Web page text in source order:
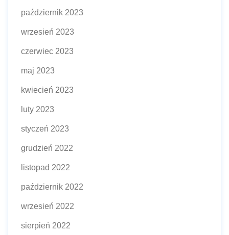
październik 2023
wrzesień 2023
czerwiec 2023
maj 2023
kwiecień 2023
luty 2023
styczeń 2023
grudzień 2022
listopad 2022
październik 2022
wrzesień 2022
sierpień 2022